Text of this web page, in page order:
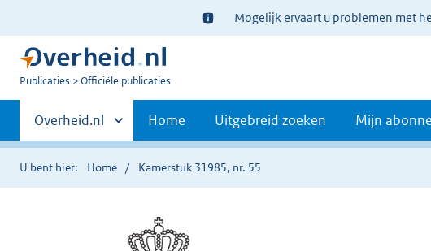
Ter
informatie:
Mogelijk ervaart u problemen met
U
Publicaties Officiële publicaties
Primaire
navigatie
Andere
sites
binnen
Overheid.nl Home Uitgebreid zoeken Mijn
U bent hier: Home Kamerstuk 31985, nr. 55